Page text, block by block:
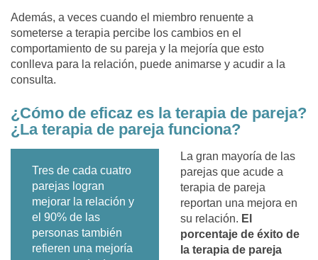
Además, a veces cuando el miembro renuente a
someterse a terapia percibe los cambios en el
comportamiento de su pareja y la mejoría que esto
conlleva para la relación, puede animarse y acudir a la
consulta.
¿Cómo de eficaz es la terapia de pareja?
¿La terapia de pareja funciona?
Tres de cada cuatro
parejas logran
mejorar la relación y
el 90% de las
personas también
refieren una mejoría
La gran mayoría de las
parejas que acude a
terapia de pareja
reportan una mejora en
su relación. El
porcentaje de éxito de
la terapia de pareja